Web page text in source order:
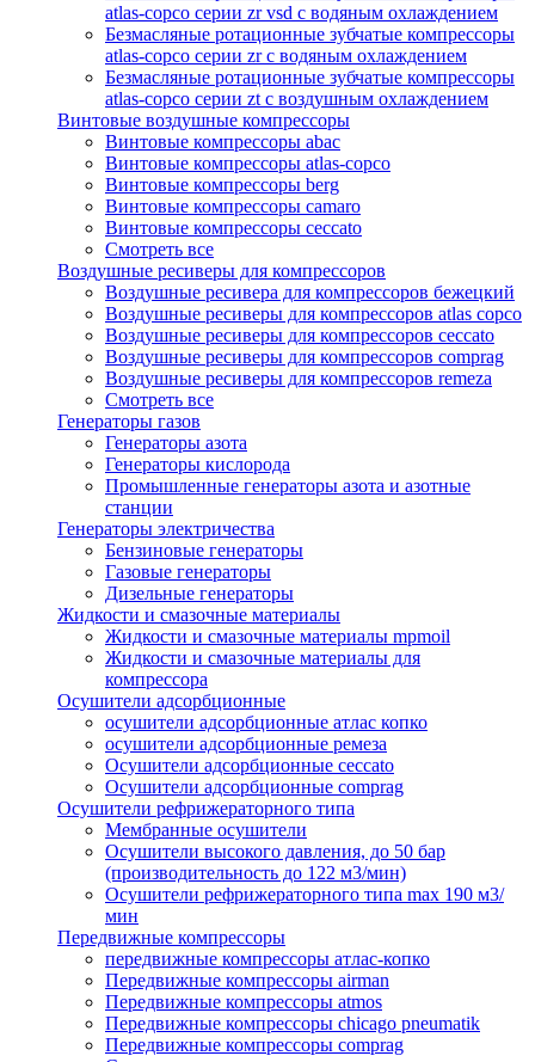
atlas-copco серии zr vsd с водяным охлаждением
Безмасляные ротационные зубчатые компрессоры
atlas-copco серии zr с водяным охлаждением
Безмасляные ротационные зубчатые компрессоры
atlas-copco серии zt с воздушным охлаждением
Винтовые воздушные компрессоры
Винтовые компрессоры abac
Винтовые компрессоры atlas-copco
Винтовые компрессоры berg
Винтовые компрессоры camaro
Винтовые компрессоры ceccato
Смотреть все
Воздушные ресиверы для компрессоров
Воздушные ресивера для компрессоров бежецкий
Воздушные ресиверы для компрессоров atlas copco
Воздушные ресиверы для компрессоров ceccato
Воздушные ресиверы для компрессоров comprag
Воздушные ресиверы для компрессоров remeza
Смотреть все
Генераторы газов
Генераторы азота
Генераторы кислорода
Промышленные генераторы азота и азотные
станции
Генераторы электричества
Бензиновые генераторы
Газовые генераторы
Дизельные генераторы
Жидкости и смазочные материалы
Жидкости и смазочные материалы mpmoil
Жидкости и смазочные материалы для
компрессора
Осушители адсорбционные
осушители адсорбционные атлас копко
осушители адсорбционные ремеза
Осушители адсорбционные ceccato
Осушители адсорбционные comprag
Осушители рефрижераторного типа
Мембранные осушители
Осушители высокого давления, до 50 бар
(производительность до 122 м3/мин)
Осушители рефрижераторного типа max 190 м3/
мин
Передвижные компрессоры
передвижные компрессоры атлас-копко
Передвижные компрессоры airman
Передвижные компрессоры atmos
Передвижные компрессоры chicago pneumatik
Передвижные компрессоры comprag